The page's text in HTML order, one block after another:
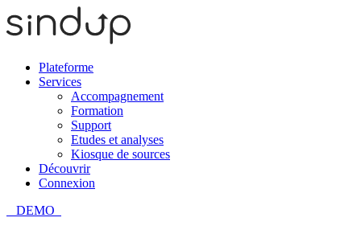
Plateforme
Services
Accompagnement
Formation
Support
Etudes et analyses
Kiosque de sources
Découvrir
Connexion
DEMO